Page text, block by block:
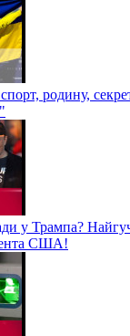
родину,
у Трампа?
США!